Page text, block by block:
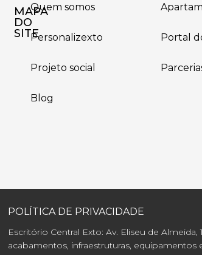
MAPA
DO
SITE
Quem somos
Personalizexto
Projeto social
Blog
Portal
POLÍTICA DE PRIVACIDADE
Escritório Central Exto: Av. Eliseu de Almeida,
acabamentos, infraestruturas,